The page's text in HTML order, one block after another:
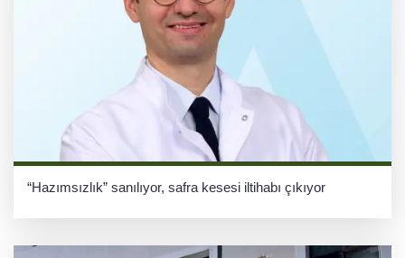
“Hazımsızlık” sanılıyor, safra kesesi iltihabı çıkıyor